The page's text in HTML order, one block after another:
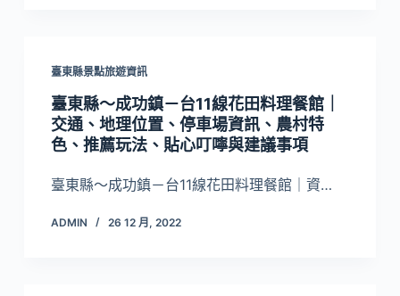
臺東縣景點旅遊資訊
臺東縣～成功鎮－台11線花田料理餐館｜
交通、地理位置、停車場資訊、農村特
色、推薦玩法、貼心叮嚀與建議事項
臺東縣～成功鎮－台11線花田料理餐館｜資…
ADMIN 26 12 月, 2022